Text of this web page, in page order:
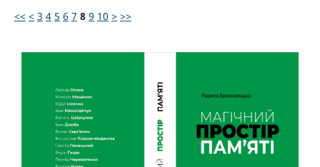
<< < 3 4 5 6 7 8 9 10 > >>